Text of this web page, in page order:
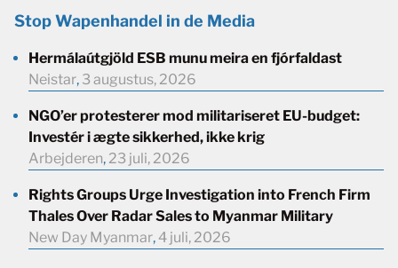
Stop Wapenhandel in de Media
Hermálaútgjöld ESB munu meira en fjórfaldast
Neistar, 3 augustus, 2026
NGO’er protesterer mod militariseret EU-budget:
Investér i ægte sikkerhed, ikke krig
Arbejderen, 23 juli, 2026
Rights Groups Urge Investigation into French Firm
Thales Over Radar Sales to Myanmar Military
New Day Myanmar, 4 juli, 2026